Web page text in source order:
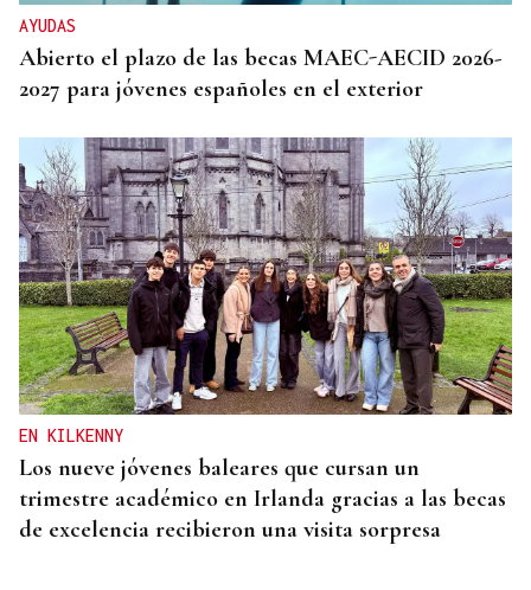
AYUDAS
Abierto el plazo de las becas MAEC-AECID 2026-
2027 para jóvenes españoles en el exterior
EN KILKENNY
Los nueve jóvenes baleares que cursan un
trimestre académico en Irlanda gracias a las becas
de excelencia recibieron una visita sorpresa